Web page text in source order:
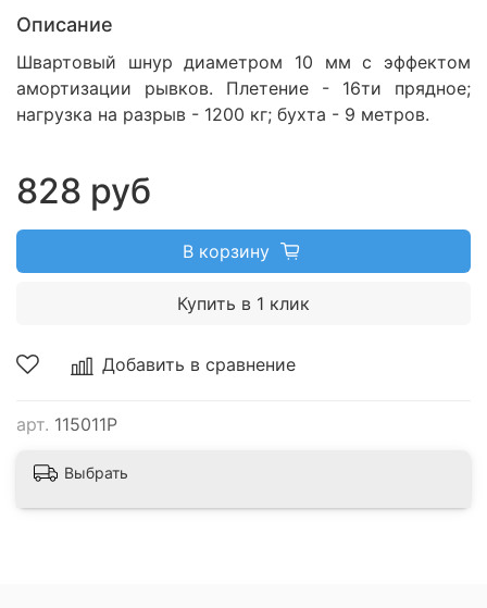
Добавить в сравнение
арт. 115011Р
Описание
Швартовый шнур диаметром 10 мм с эффектом
амортизации рывков. Плетение - 16ти прядное;
нагрузка на разрыв - 1200 кг; бухта - 9 метров.
828 руб
В корзину
Купить в 1 клик
Выбрать